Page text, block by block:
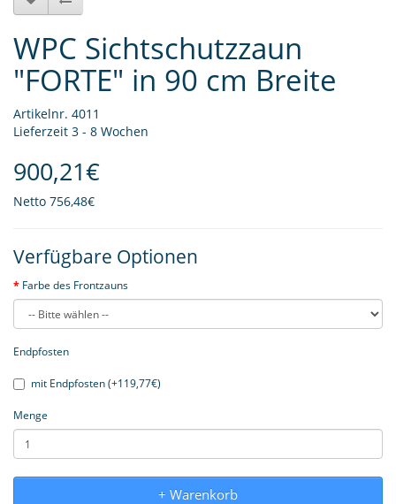
WPC Sichtschutzzaun
"FORTE" in 90 cm Breite
Artikelnr. 4011
Lieferzeit 3 - 8 Wochen
900,21€
Netto 756,48€
Verfügbare Optionen
Farbe des Frontzauns
Endpfosten
mit Endpfosten (+119,77€)
Menge
+ Warenkorb